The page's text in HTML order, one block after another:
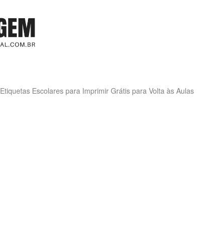
Etiquetas Escolares para Imprimir Grátis para Volta às Aulas